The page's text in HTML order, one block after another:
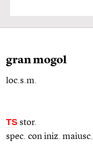
gran mogol
loc.s.m.
TS stor.
spec. con iniz. maiusc.